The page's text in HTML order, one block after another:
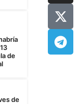
de
de